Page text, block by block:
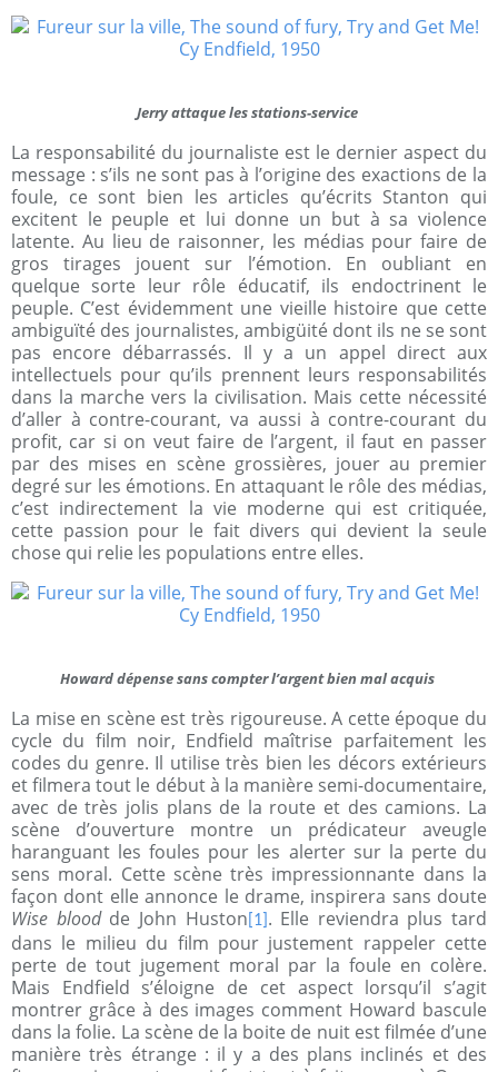
Jerry attaque les stations-service
La responsabilité du journaliste est le dernier aspect du
message : s’ils ne sont pas à l’origine des exactions de la
foule, ce sont bien les articles qu’écrits Stanton qui
excitent le peuple et lui donne un but à sa violence
latente. Au lieu de raisonner, les médias pour faire de
gros tirages jouent sur l’émotion. En oubliant en
quelque sorte leur rôle éducatif, ils endoctrinent le
peuple. C’est évidemment une vieille histoire que cette
ambiguïté des journalistes, ambigüité dont ils ne se sont
pas encore débarrassés. Il y a un appel direct aux
intellectuels pour qu’ils prennent leurs responsabilités
dans la marche vers la civilisation. Mais cette nécessité
d’aller à contre-courant, va aussi à contre-courant du
profit, car si on veut faire de l’argent, il faut en passer
par des mises en scène grossières, jouer au premier
degré sur les émotions. En attaquant le rôle des médias,
c’est indirectement la vie moderne qui est critiquée,
cette passion pour le fait divers qui devient la seule
chose qui relie les populations entre elles.
Howard dépense sans compter l’argent bien mal acquis
La mise en scène est très rigoureuse. A cette époque du
cycle du film noir, Endfield maîtrise parfaitement les
codes du genre. Il utilise très bien les décors extérieurs
et filmera tout le début à la manière semi-documentaire,
avec de très jolis plans de la route et des camions. La
scène d’ouverture montre un prédicateur aveugle
haranguant les foules pour les alerter sur la perte du
sens moral. Cette scène très impressionnante dans la
façon dont elle annonce le drame, inspirera sans doute
Wise blood de John Huston [1] . Elle reviendra plus tard
dans le milieu du film pour justement rappeler cette
perte de tout jugement moral par la foule en colère.
Mais Endfield s’éloigne de cet aspect lorsqu’il s’agit
montrer grâce à des images comment Howard bascule
dans la folie. La scène de la boite de nuit est filmée d’une
manière très étrange : il y a des plans inclinés et des